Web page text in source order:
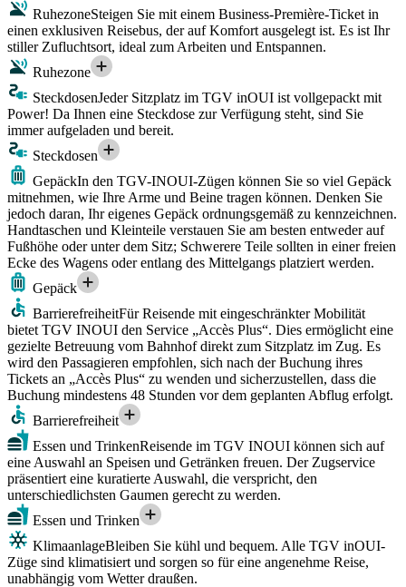
RuhezoneSteigen Sie mit einem Business-Première-Ticket in
einen exklusiven Reisebus, der auf Komfort ausgelegt ist. Es ist Ihr
stiller Zufluchtsort, ideal zum Arbeiten und Entspannen.
Ruhezone
SteckdosenJeder Sitzplatz im TGV inOUI ist vollgepackt mit
Power! Da Ihnen eine Steckdose zur Verfügung steht, sind Sie
immer aufgeladen und bereit.
Steckdosen
GepäckIn den TGV-INOUI-Zügen können Sie so viel Gepäck
mitnehmen, wie Ihre Arme und Beine tragen können. Denken Sie
jedoch daran, Ihr eigenes Gepäck ordnungsgemäß zu kennzeichnen.
Handtaschen und Kleinteile verstauen Sie am besten entweder auf
Fußhöhe oder unter dem Sitz; Schwerere Teile sollten in einer freien
Ecke des Wagens oder entlang des Mittelgangs platziert werden.
Gepäck
BarrierefreiheitFür Reisende mit eingeschränkter Mobilität
bietet TGV INOUI den Service „Accès Plus“. Dies ermöglicht eine
gezielte Betreuung vom Bahnhof direkt zum Sitzplatz im Zug. Es
wird den Passagieren empfohlen, sich nach der Buchung ihres
Tickets an „Accès Plus“ zu wenden und sicherzustellen, dass die
Buchung mindestens 48 Stunden vor dem geplanten Abflug erfolgt.
Barrierefreiheit
Essen und TrinkenReisende im TGV INOUI können sich auf
eine Auswahl an Speisen und Getränken freuen. Der Zugservice
präsentiert eine kuratierte Auswahl, die verspricht, den
unterschiedlichsten Gaumen gerecht zu werden.
Essen und Trinken
KlimaanlageBleiben Sie kühl und bequem. Alle TGV inOUI-
Züge sind klimatisiert und sorgen so für eine angenehme Reise,
unabhängig vom Wetter draußen.